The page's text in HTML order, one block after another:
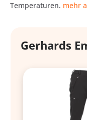
Temperaturen. mehr
Gerhards